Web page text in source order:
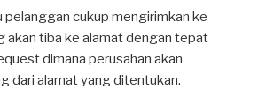
pelanggan cukup mengirimkan ke
akan tiba ke alamat dengan tepat
dimana perusahan akan
dari alamat yang ditentukan.